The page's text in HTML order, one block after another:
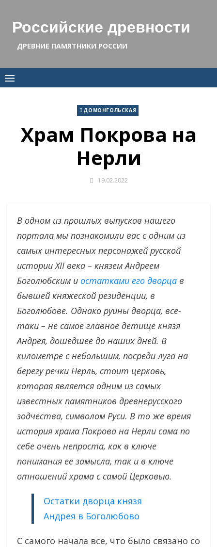
contentРоссийские древности
ДРЕВНИЕ ПАМЯТНИКИ РОССИИ
ДОМОНГОЛЬСКАЯ
Храм Покрова на
Нерли
19.02.2022
В одном из прошлых выпусков нашего
портала мы познакомили вас с одним из
самых интересных персонажей русской
истории XII века – князем Андреем
Боголюбским и остатками его дворца в
бывшей княжеской резиденции, в
Боголюбове. Однако руины дворца, все-
таки – не самое главное детище князя
Андрея, дошедшее до наших дней. В
километре с небольшим, посреди луга на
берегу речки Нерль, стоит церковь,
которая является одним из самых
известных памятников древнерусского
зодчества, символом Руси. В то же время
история храма Покрова на Нерли сама по
себе очень непроста, как в ключе
понимания ее замысла, так и в ключе
отношений храма с самой Церковью.
Остатки дворца князя
Андрея в Боголюбово
С самого начала все, что было связано со